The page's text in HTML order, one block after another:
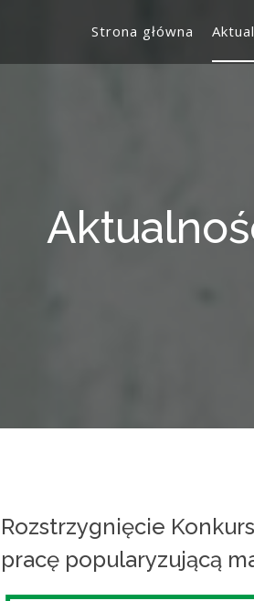
Strona główna
Rozstrzygnięcie
pracę popularyzującą